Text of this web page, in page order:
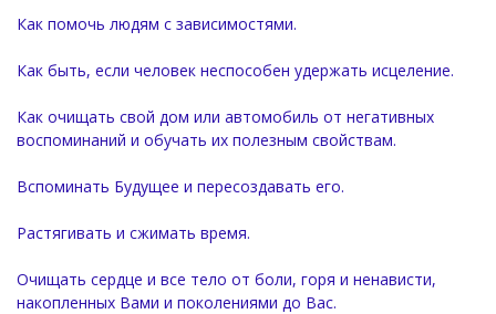
Как помочь людям с зависимостями.
Как быть, если человек неспособен удержать исцеление.
Как очищать свой дом или автомобиль от негативных
воспоминаний и обучать их полезным свойствам.
Вспоминать Будущее и пересоздавать его.
Растягивать и сжимать время.
Очищать сердце и все тело от боли, горя и ненависти,
накопленных Вами и поколениями до Вас.